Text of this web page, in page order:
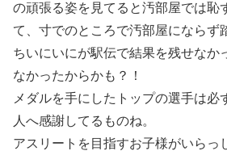
の頑張る姿を見てると汚部屋では恥
て、寸でのところで汚部屋にならず
ちいにいにが駅伝で結果を残せなか
なかったからかも？！
メダルを手にしたトップの選手は必
人へ感謝してるものね。
アスリートを目指すお子様がいらっ